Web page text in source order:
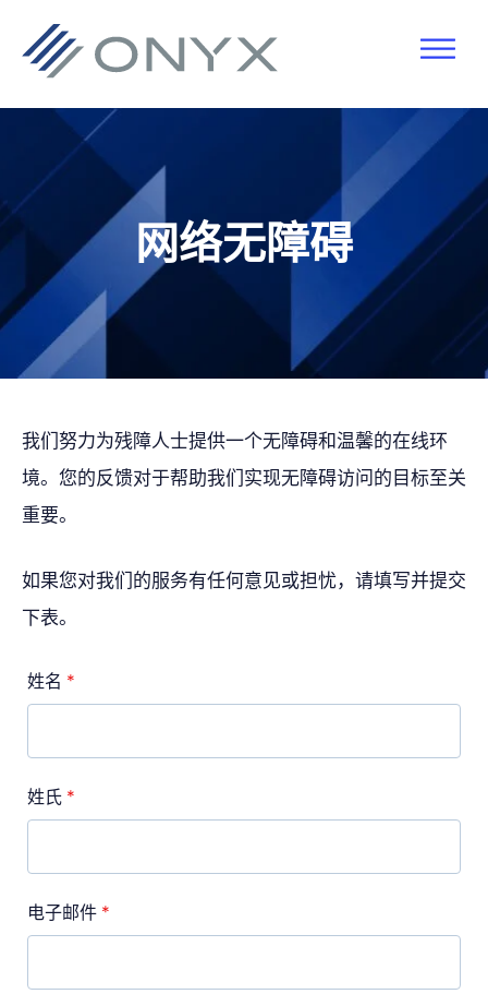
容
网络无障碍
我们努力为残障人士提供一个无障碍和温馨的在线环
境。您的反馈对于帮助我们实现无障碍访问的目标至关
重要。
如果您对我们的服务有任何意见或担忧，请填写并提交
下表。
姓名 *
姓氏 *
电子邮件 *